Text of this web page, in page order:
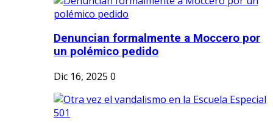
Denuncian formalmente a Moccero por
un polémico pedido
Dic 16, 2025 0